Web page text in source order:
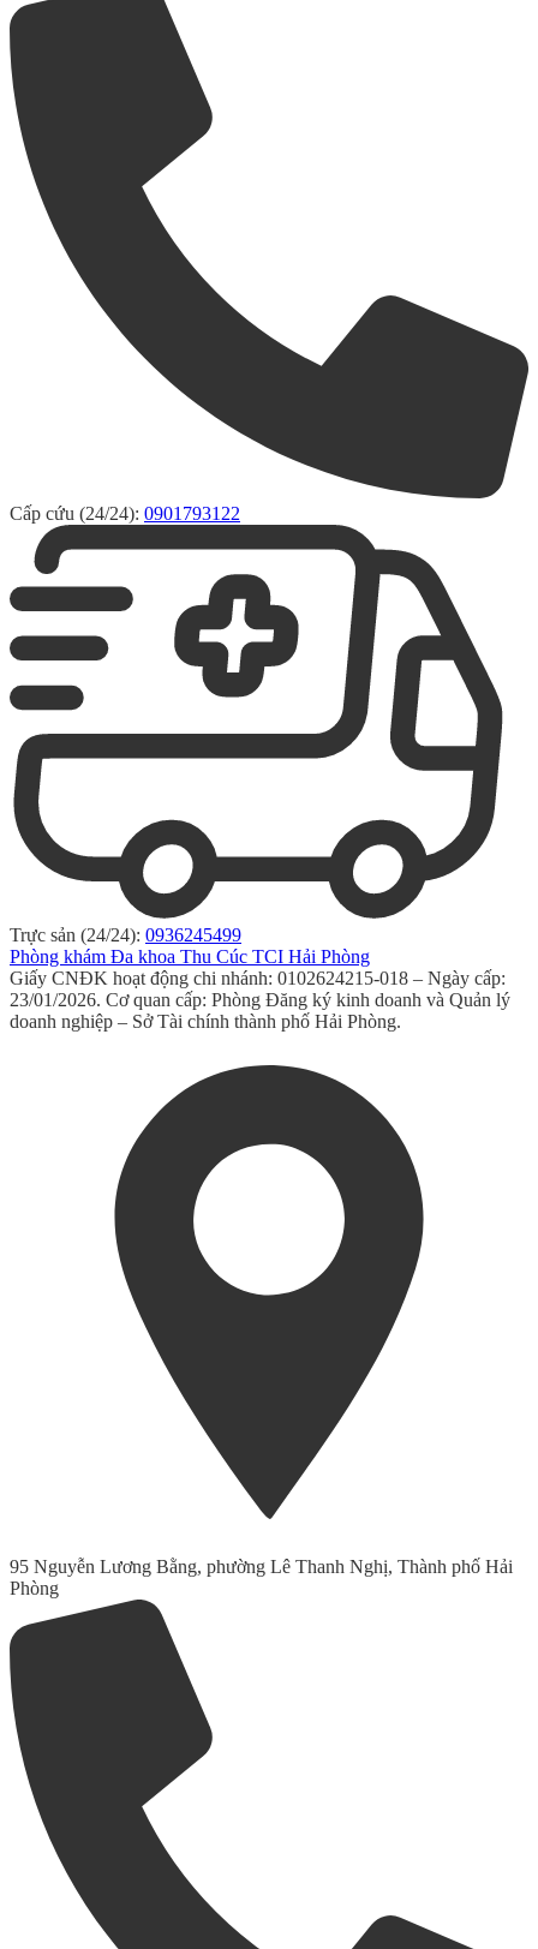
Cấp cứu (24/24): 0901793122
Trực sản (24/24): 0936245499
Phòng khám Đa khoa Thu Cúc TCI Hải Phòng
Giấy CNĐK hoạt động chi nhánh: 0102624215-018 – Ngày cấp:
23/01/2026. Cơ quan cấp: Phòng Đăng ký kinh doanh và Quản lý
doanh nghiệp – Sở Tài chính thành phố Hải Phòng.
95 Nguyễn Lương Bằng, phường Lê Thanh Nghị, Thành phố Hải
Phòng